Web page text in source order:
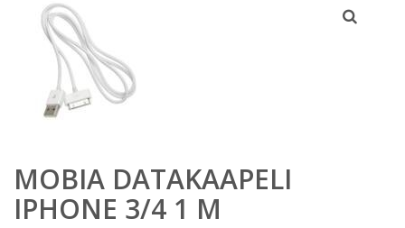
MOBIA DATAKAAPELI
IPHONE 3/4 1 M